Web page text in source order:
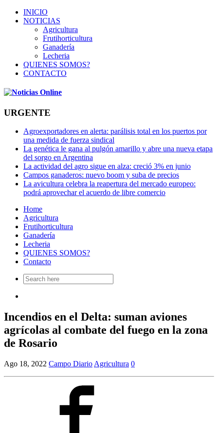
INICIO
NOTICIAS
Agricultura
Frutihorticultura
Ganadería
Lecheria
QUIENES SOMOS?
CONTACTO
URGENTE
Agroexportadores en alerta: parálisis total en los puertos por
una medida de fuerza sindical
La genética le gana al pulgón amarillo y abre una nueva etapa
del sorgo en Argentina
La actividad del agro sigue en alza: creció 3% en junio
Campos ganaderos: nuevo boom y suba de precios
La avicultura celebra la reapertura del mercado europeo:
podrá aprovechar el acuerdo de libre comercio
Home
Agricultura
Frutihorticultura
Ganadería
Lecheria
QUIENES SOMOS?
Contacto
Search
for:
Incendios en el Delta: suman aviones
agrícolas al combate del fuego en la zona
de Rosario
Ago 18, 2022 Campo Diario Agricultura 0